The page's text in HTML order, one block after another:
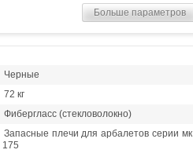
Больше параметров
Черные
72 кг
Фибергласс (стекловолокно)
Запасные плечи для арбалетов серии мк
175